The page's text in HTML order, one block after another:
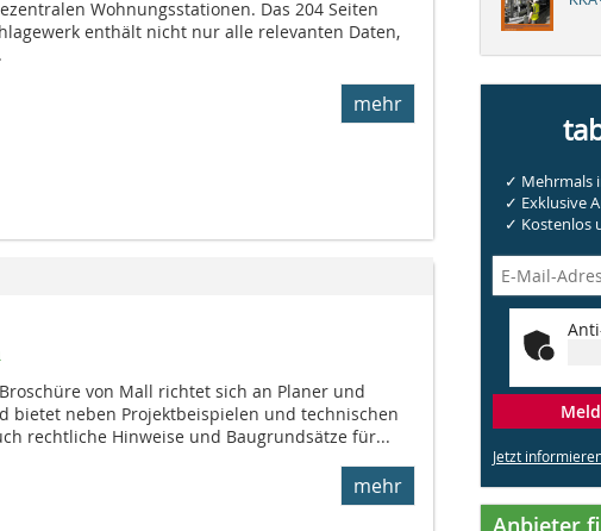
Wohnungsstationen. Das 204 Seiten
enthält nicht nur alle relevanten Daten,
mehr
von Mall rich­tet sich an Planer und
bietet neben Pro­jekt­beispielen und technischen
recht­liche Hinweise und Bau­grundsätze für...
mehr
✓ Mehrmals
✓ Exklusive
✓ Kostenlos
Jetzt